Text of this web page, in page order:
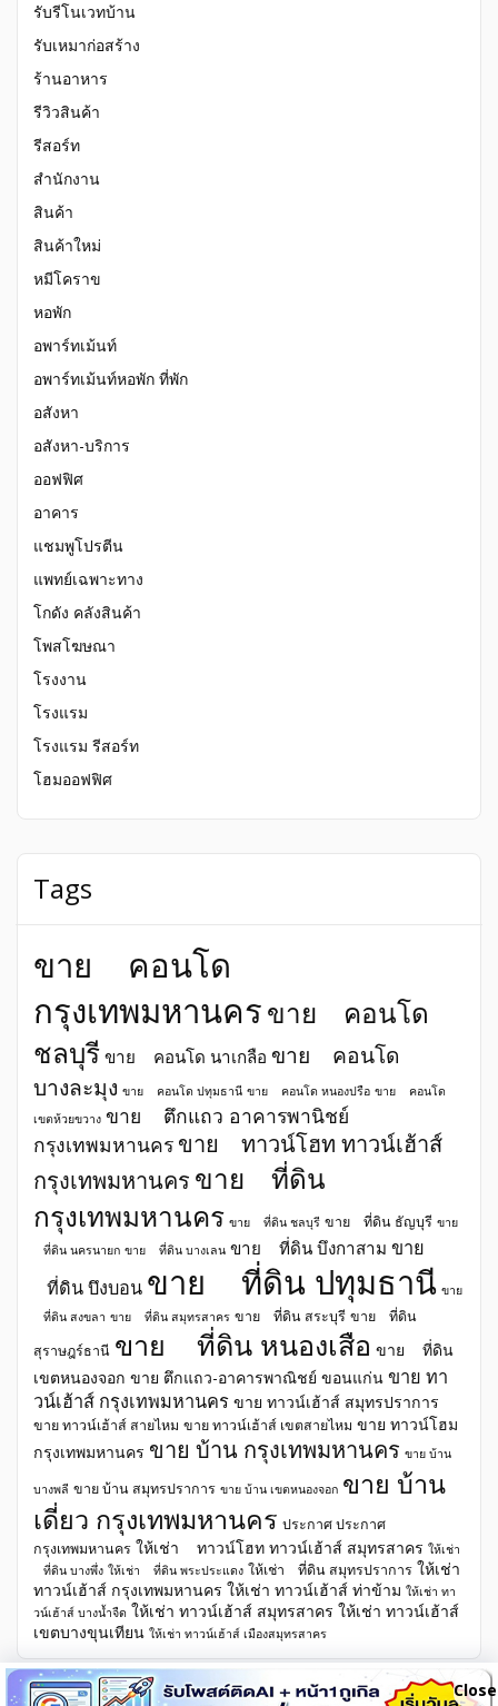
รับรีโนเวทบ้าน
รับเหมาก่อสร้าง
ร้านอาหาร
รีวิวสินค้า
รีสอร์ท
สำนักงาน
สินค้า
สินค้าใหม่
หมีโคราข
หอพัก
อพาร์ทเม้นท์
อพาร์ทเม้นท์หอพัก ที่พัก
อสังหา
อสังหา-บริการ
ออฟฟิศ
อาคาร
แชมพูโปรตีน
แพทย์เฉพาะทาง
โกดัง คลังสินค้า
โพสโฆษณา
โรงงาน
โรงแรม
โรงแรม รีสอร์ท
โฮมออฟฟิศ
Tags
ขาย คอนโด
กรุงเทพมหานครขาย คอนโด
ชลบุรี ขาย คอนโด นาเกลือ ขาย คอนโด
บางละมุง ขาย คอนโด ปทุมธานี ขาย คอนโด หนองปรือ ขาย คอนโด
เขตห้วยขวาง ขาย ตึกแถว อาคารพานิชย์
กรุงเทพมหานคร ขาย ทาวน์โฮท ทาวน์เฮ้าส์
กรุงเทพมหานคร ขาย ที่ดิน
กรุงเทพมหานคร ขาย ที่ดิน ชลบุรี ขาย ที่ดิน ธัญบุรี ขาย
ที่ดิน นครนายก ขาย ที่ดิน บางเลน ขาย ที่ดิน บึงกาสาม ขาย
ที่ดิน บึงบอน ขาย ที่ดิน ปทุมธานี ขาย
ที่ดิน สงขลา ขาย ที่ดิน สมุทรสาคร ขาย ที่ดิน สระบุรี ขาย ที่ดิน
สุราษฎร์ธานี ขาย ที่ดิน หนองเสือ ขาย ที่ดิน
เขตหนองจอก ขาย ตึกแถว-อาคารพาณิชย์ ขอนแก่น ขาย ทา
วน์เฮ้าส์ กรุงเทพมหานคร ขาย ทาวน์เฮ้าส์ สมุทรปราการ
ขาย ทาวน์เฮ้าส์ สายไหม ขาย ทาวน์เฮ้าส์ เขตสายไหม ขาย ทาวน์โฮม
กรุงเทพมหานคร ขาย บ้าน กรุงเทพมหานคร ขาย บ้าน
บางพลี ขาย บ้าน สมุทรปราการ ขาย บ้าน เขตหนองจอก ขาย บ้าน
เดี่ยว กรุงเทพมหานคร ประกาศ ประกาศ
กรุงเทพมหานคร ให้เช่า ทาวน์โฮท ทาวน์เฮ้าส์ สมุทรสาคร ให้เช่า
ที่ดิน บางพึ่ง ให้เช่า ที่ดิน พระประแดง ให้เช่า ที่ดิน สมุทรปราการ ให้เช่า
ทาวน์เฮ้าส์ กรุงเทพมหานคร ให้เช่า ทาวน์เฮ้าส์ ท่าข้าม ให้เช่า ทา
วน์เฮ้าส์ บางน้ำจืด ให้เช่า ทาวน์เฮ้าส์ สมุทรสาคร ให้เช่า ทาวน์เฮ้าส์
เขตบางขุนเทียน ให้เช่า ทาวน์เฮ้าส์ เมืองสมุทรสาคร
Close